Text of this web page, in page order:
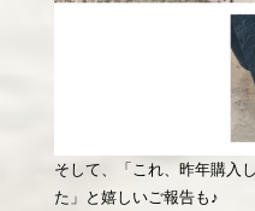
そして、「これ、昨年購入
た」と嬉しいご報告も♪